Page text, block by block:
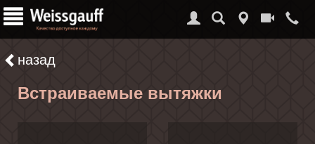
назад
Встраиваемые вытяжки